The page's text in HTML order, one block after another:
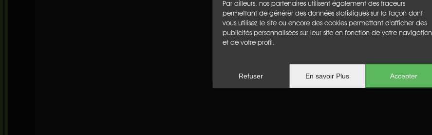
Par ailleurs, nos partenaires utilisent également des traceurs
permettant de générer des données statistiques sur la façon dont
vous utilisez le site ou encore des cookies permettant d'afficher des
publicités personnalisées sur leur site en fonction de votre navigation
et de votre profil.
Refuser En savoir Plus Accepter